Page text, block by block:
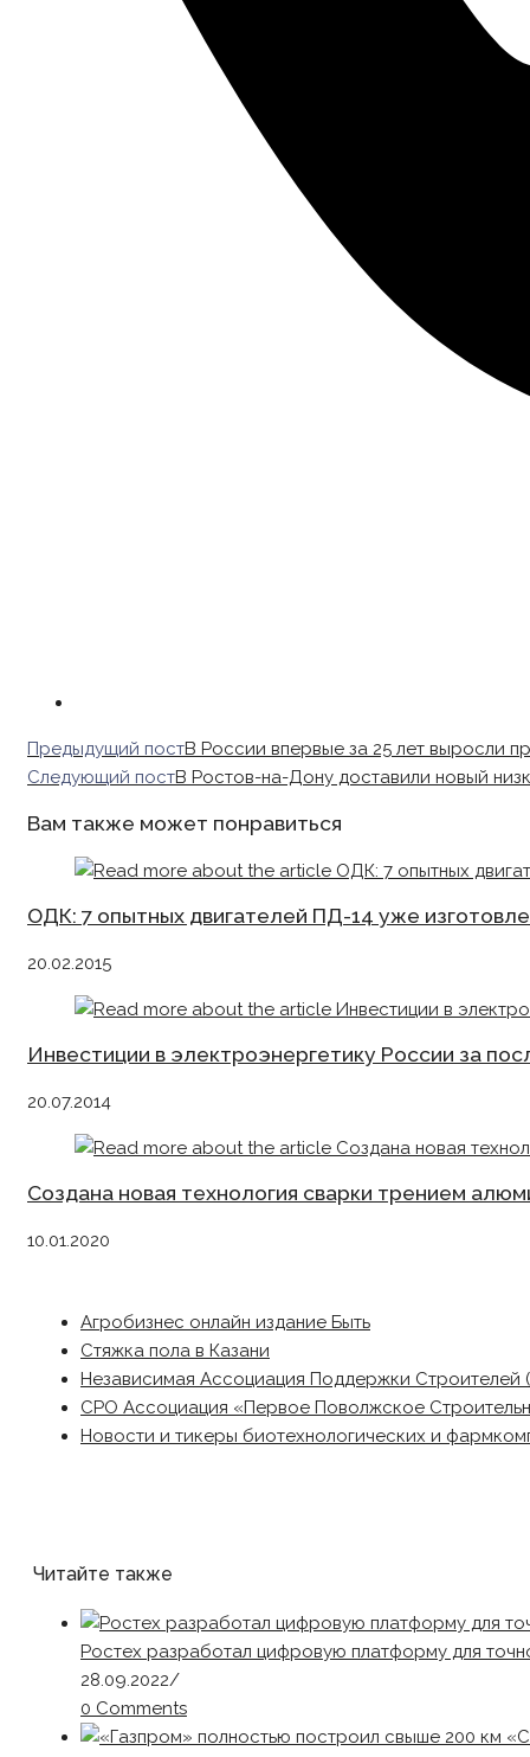
Read
more
Предыдущий постВ России впервые за 25 лет выросли
Следующий постВ Ростов-на-Дону доставили новый
Вам также может понравиться
ОДК: 7 опытных двигателей ПД-14 уже
20.02.2015
Инвестиции в электроэнергетику России за
20.07.2014
Создана новая технология сварки трением
10.01.2020
Агробизнес онлайн издание Быть
Стяжка пола в Казани
Независимая Ассоциация Поддержки Строителей
СРО Ассоциация «Первое Поволжское
Новости и тикеры биотехнологических и
Читайте также
Ростех разработал цифровую платформу для
28.09.2022/
0 Comments